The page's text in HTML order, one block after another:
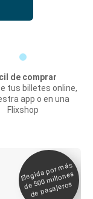
de comprar
tus billetes online,
app o en una
Flixshop
Elegida por
más
de 500
millones
de pasajeros